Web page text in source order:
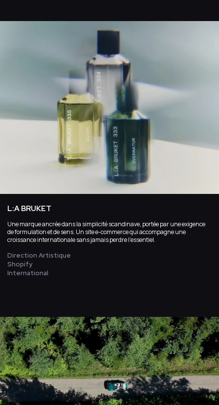
L:A BRUKET
Une marque ancrée dans la simplicité scandinave, portée par une exigence
de formulation et de sens. Un site e-commerce qui accompagne une
croissance internationale sans jamais perdre l’essentiel.
Direction Artistique
Shopify
International